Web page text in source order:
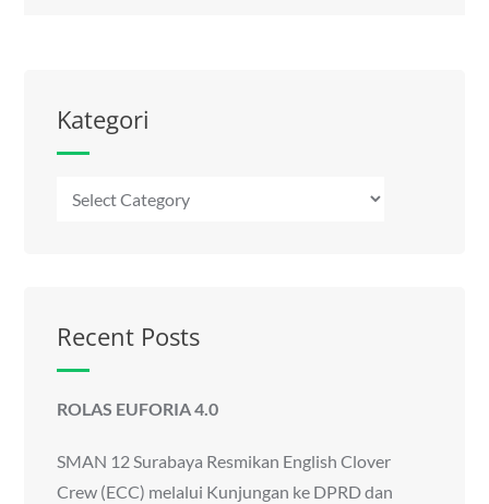
Kategori
Kategori
Recent Posts
ROLAS EUFORIA 4.0
SMAN 12 Surabaya Resmikan English Clover
Crew (ECC) melalui Kunjungan ke DPRD dan